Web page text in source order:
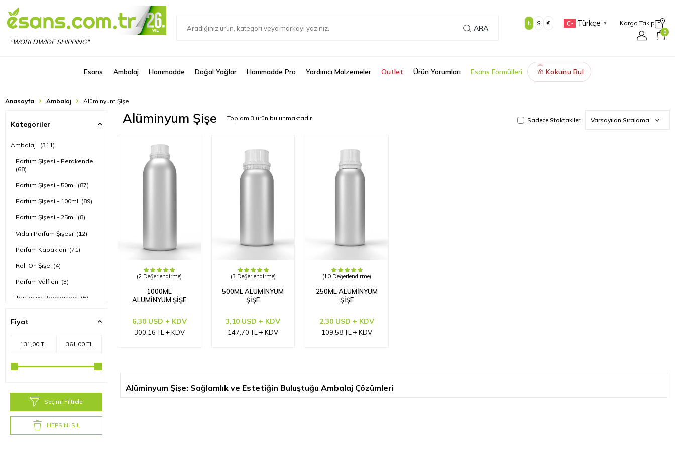
"WORLDWIDE SHIPPING"
ARA
₺ $ € Türkçe ▼ Kargo Takip
0
Esans Ambalaj Hammadde Doğal Yağlar Hammadde Pro Yardımcı Malzemeler Outlet Ürün Yorumları Esans Formülleri 🌸 Kokunu Bul
Anasayfa Ambalaj Alüminyum Şişe
Kategoriler
Ambalaj (311)
Parfüm Şişesi - Perakende
(68)
Parfüm Şişesi - 50ml (87)
Parfüm Şişesi - 100ml (89)
Parfüm Şişesi - 25ml (8)
Vidalı Parfüm Şişesi (12)
Parfüm Kapakları (71)
Roll On Şişe (4)
Parfüm Valfleri (3)
Tester ve Promosyon (6)
Fiyat
Seçimi Filtrele
HEPSİNİ SİL
Alüminyum Şişe Toplam 3 ürün bulunmaktadır. Sadece Stoktakiler
(2 Değerlendirme)
1000ML
ALUMINYUM ŞIŞE
6,30 USD + KDV
300,16TL KDV
(3 Değerlendirme)
500ML ALUMINYUM
ŞIŞE
3,10 USD + KDV
147,70TL KDV
(10 Değerlendirme)
250ML ALUMINYUM
ŞIŞE
2,30 USD + KDV
109,58TL KDV
Alüminyum Şişe: Sağlamlık ve Estetiğin Buluştuğu Ambalaj Çözümleri